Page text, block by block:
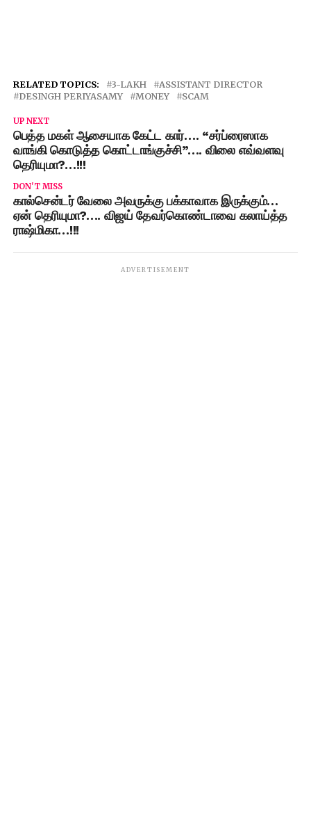
RELATED TOPICS: 3-LAKH
ASSISTANT DIRECTOR
DESINGH PERIYASAMY
MONEY SCAM
UP NEXT
பெத்த மகள் ஆசையாக கேட்ட கார்…. “சர்ப்ரைஸாக
வாங்கி கொடுத்த கொட்டாங்குச்சி”…. விலை எவ்வளவு
தெரியுமா?…!!!
DON'T MISS
கால்சென்டர் வேலை அவருக்கு பக்காவாக இருக்கும்…
ஏன் தெரியுமா?…. விஜய் தேவர்கொண்டாவை கலாய்த்த
ராஷ்மிகா…!!!
ADVERTISEMENT